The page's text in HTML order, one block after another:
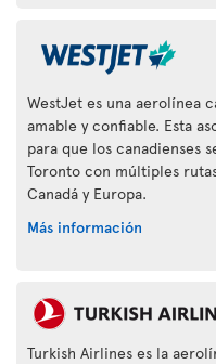
WestJet es una aerolínea
amable y confiable. Esta
para que los canadienses
Toronto con múltiples
Canadá y Europa.
Más información
Turkish Airlines es la